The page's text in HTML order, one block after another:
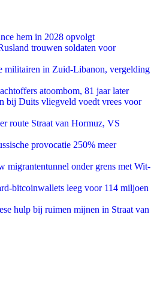
hem in 2028 opvolgt
trouwen soldaten voor
militairen in Zuid-Libanon, vergelding
atoombom, 81 jaar later
bij Duits vliegveld voedt vrees voor
route Straat van Hormuz, VS
provocatie 250% meer
migrantentunnel onder grens met Wit-
bitcoinwallets leeg voor 114 miljoen
hulp bij ruimen mijnen in Straat van